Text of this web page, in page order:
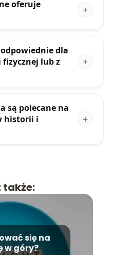
oferuje
odpowiednie dla
fizycznej lub z
są polecane na
historii i
także:
się na
w góry?